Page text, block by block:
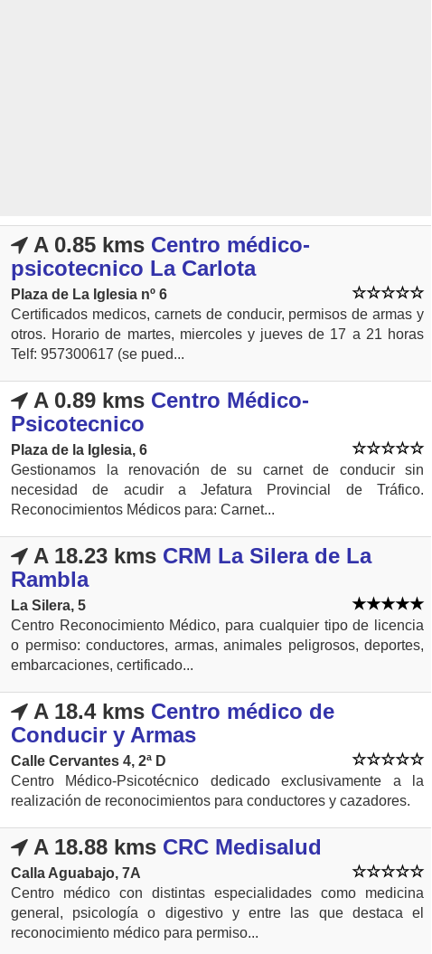
A 0.85 kms Centro médico-
psicotecnico La Carlota
Plaza de La Iglesia nº 6
Certificados medicos, carnets de conducir, permisos de armas y
otros. Horario de martes, miercoles y jueves de 17 a 21 horas
Telf: 957300617 (se pued...
A 0.89 kms Centro Médico-
Psicotecnico
Plaza de la Iglesia, 6
Gestionamos la renovación de su carnet de conducir sin
necesidad de acudir a Jefatura Provincial de Tráfico.
Reconocimientos Médicos para: Carnet...
A 18.23 kms CRM La Silera de La
Rambla
La Silera, 5
Centro Reconocimiento Médico, para cualquier tipo de licencia
o permiso: conductores, armas, animales peligrosos, deportes,
embarcaciones, certificado...
A 18.4 kms Centro médico de
Conducir y Armas
Calle Cervantes 4, 2ª D
Centro Médico-Psicotécnico dedicado exclusivamente a la
realización de reconocimientos para conductores y cazadores.
A 18.88 kms CRC Medisalud
Calla Aguabajo, 7A
Centro médico con distintas especialidades como medicina
general, psicología o digestivo y entre las que destaca el
reconocimiento médico para permiso...